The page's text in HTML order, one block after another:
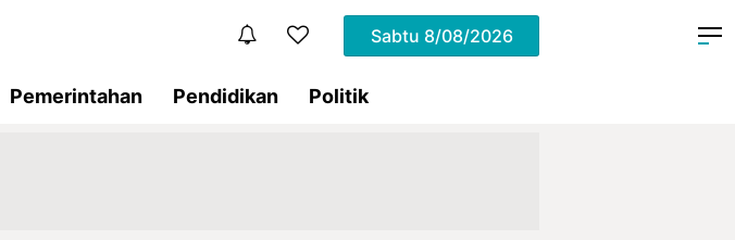
Sabtu 8/08/2026
Pemerintahan Pendidikan Politik